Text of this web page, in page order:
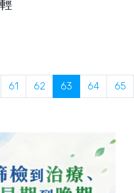
61 62 63 64 65